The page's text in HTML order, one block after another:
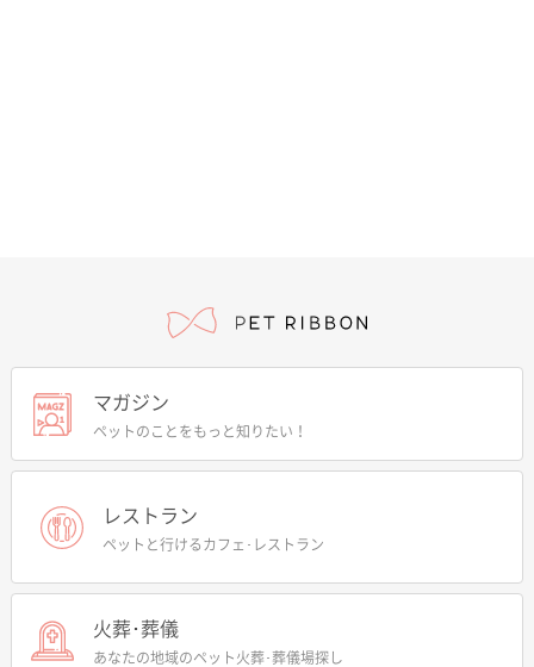
マガジン
ペットのことをもっと知りたい！
レストラン
ペットと行けるカフェ･レストラン
火葬･葬儀
あなたの地域のペット火葬･葬儀場探し